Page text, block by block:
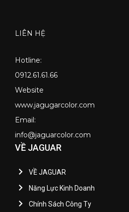
LIÊN HỆ
Hotline:
0912.61.61.66
Website
www.jagugarcolor.com
Email:
info@jaguarcolor.com
VỀ JAGUAR
VỀ JAGUAR
Năng Lực Kinh Doanh
Chính Sách Công Ty